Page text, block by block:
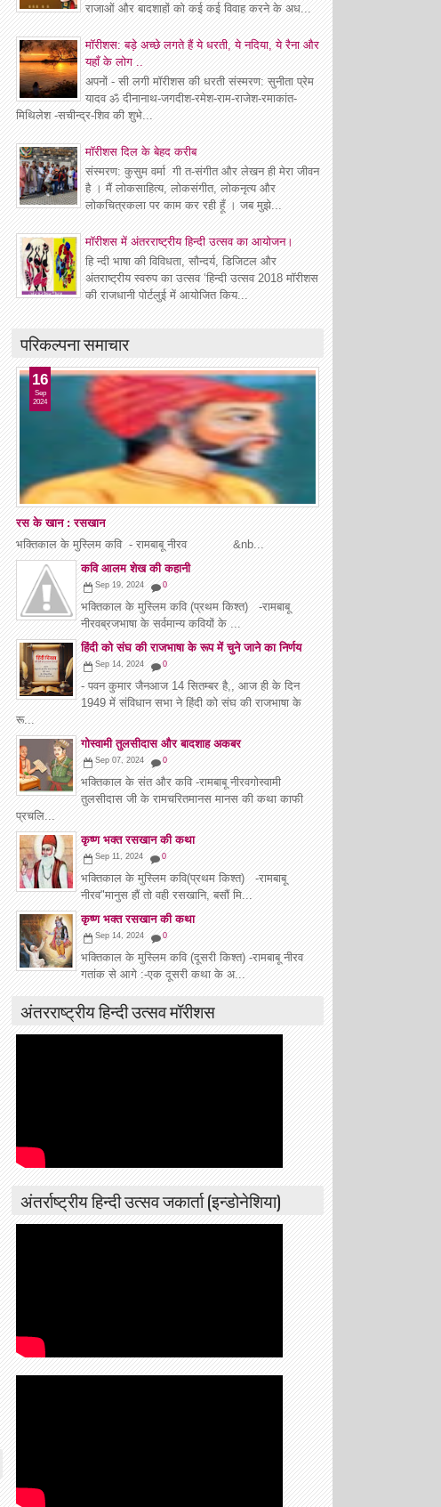
राजाओं और बादशाहों को कई कई विवाह करने के अध...
मॉरीशस: बड़े अच्छे लगते हैं ये धरती, ये नदिया, ये रैना और
यहाँ के लोग ..
अपनों - सी लगी मॉरीशस की धरती संस्मरण: सुनीता प्रेम
यादव ॐ दीनानाथ-जगदीश-रमेश-राम-राजेश-रमाकांत-
मिथिलेश -सचीन्द्र-शिव की शुभे...
माॅरीशस दिल के बेहद करीब
संस्मरण: कुसुम वर्मा गी त-संगीत और लेखन ही मेरा जीवन
है । मैं लोकसाहित्य, लोकसंगीत, लोकनृत्य और
लोकचित्रकला पर काम कर रही हूँ । जब मुझे...
मॉरीशस में अंतरराष्ट्रीय हिन्दी उत्सव का आयोजन।
हि न्दी भाषा की विविधता, सौन्दर्य, डिजिटल और
अंतराष्ट्रीय स्वरुप का उत्सव ‘हिन्दी उत्सव 2018 मॉरीशस
की राजधानी पोर्टलुई में आयोजित किय...
परिकल्पना समाचार
रस के खान : रसखान
16
Sep
2024
भक्तिकाल के मुस्लिम कवि - रामबाबू नीरव &nb...
कवि आलम शेख की कहानी
Sep 19, 2024 0
भक्तिकाल के मुस्लिम कवि (प्रथम किश्त) -रामबाबू
नीरवब्रजभाषा के सर्वमान्य कवियों के ...
हिंदी को संघ की राजभाषा के रूप में चुने जाने का निर्णय
Sep 14, 2024 0
- पवन कुमार जैनआज 14 सितम्बर है,, आज ही के दिन
1949 में संविधान सभा ने हिंदी को संघ की राजभाषा के
रू...
गोस्वामी तुलसीदास और बादशाह अकबर
Sep 07, 2024 0
भक्तिकाल के संत और कवि -रामबाबू नीरवगोस्वामी
तुलसीदास जी के रामचरितमानस मानस की कथा काफी
प्रचलि...
कृष्ण भक्त रसखान की कथा
Sep 11, 2024 0
भक्तिकाल के मुस्लिम कवि(प्रथम किश्त) -रामबाबू
नीरव"मानुस हौं तो वही रसखानि, बसौं मि...
कृष्ण भक्त रसखान की कथा
Sep 14, 2024 0
भक्तिकाल के मुस्लिम कवि (दूसरी किश्त) -रामबाबू नीरव
गतांक से आगे :-एक दूसरी कथा के अ...
अंतरराष्ट्रीय हिन्दी उत्सव मॉरीशस
अंतर्राष्ट्रीय हिन्दी उत्सव जकार्ता (इन्डोनेशिया)